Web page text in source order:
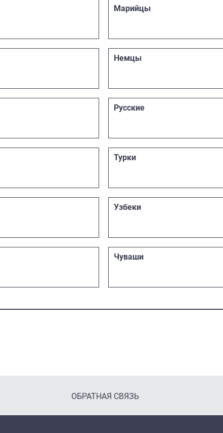
Марийцы
Немцы
Русские
Турки
Узбеки
Чуваши
ОБРАТНАЯ СВЯЗЬ